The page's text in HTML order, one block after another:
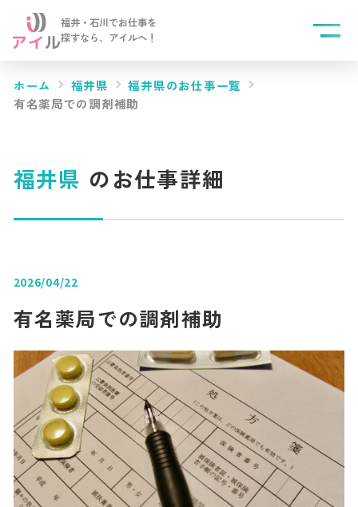
福井・石川でお仕事を
探すなら、 アイルへ！
ホーム 福井県
福井県のお仕事一覧
有名薬局での調剤補助
福井県 のお仕事詳細
2026/04/22
有名薬局での調剤補助